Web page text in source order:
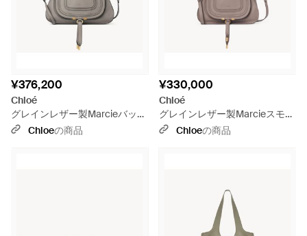
¥376,200
Chloé
グレインレザー製Marcieバッグ
- グレー
Chloeの商品
¥330,000
Chloé
グレインレザー製Marcieスモー
ルバッグ - グレー
Chloeの商品